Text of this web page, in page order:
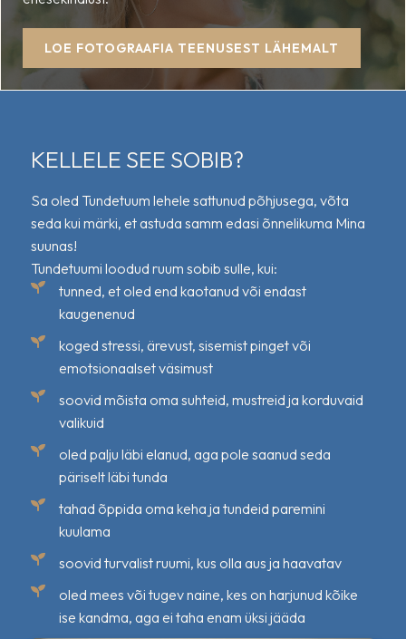
LOE FOTOGRAAFIA TEENUSEST LÄHEMALT
KELLELE SEE SOBIB?
Sa oled Tundetuum lehele sattunud põhjusega, võta
seda kui märki, et astuda samm edasi õnnelikuma Mina
suunas!
Tundetuumi loodud ruum sobib sulle, kui:
tunned, et oled end kaotanud või endast
kaugenenud
koged stressi, ärevust, sisemist pinget või
emotsionaalset väsimust
soovid mõista oma suhteid, mustreid ja korduvaid
valikuid
oled palju läbi elanud, aga pole saanud seda
päriselt läbi tunda
tahad õppida oma keha ja tundeid paremini
kuulama
soovid turvalist ruumi, kus olla aus ja haavatav
oled mees või tugev naine, kes on harjunud kõike
ise kandma, aga ei taha enam üksi jääda